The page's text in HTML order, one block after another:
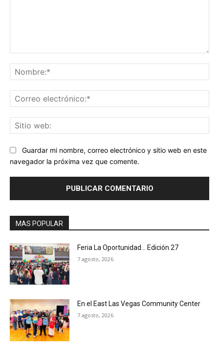
Guardar mi nombre, correo electrónico y sitio web en este
navegador la próxima vez que comente.
MAS POPULAR
Feria La Oportunidad… Edición 27
7 agosto, 2026
En el East Las Vegas Community Center
7 agosto, 2026